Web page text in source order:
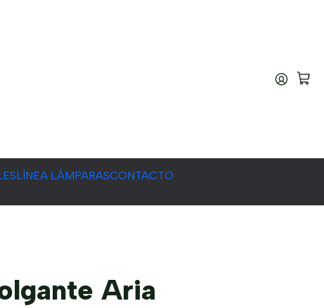
LÍNEA LÁMPARASCONTACTO
Aria